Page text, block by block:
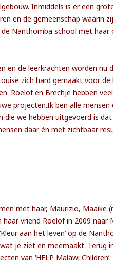
Inmiddels is er een
en de gemeenschap waarin
Nanthomba school met
en de leerkrachten worden nu
zich hard gemaakt voor
Roelof en Brechje hebben
projecten.Ik ben alle
we hebben uitgevoerd is
daar én met zichtbaar
met haar, Maurizio, Maaike
vriend Roelof in 2009 naar
aan het leven’ op de
je ziet en meemaakt. Terug
van ‘HELP Malawi